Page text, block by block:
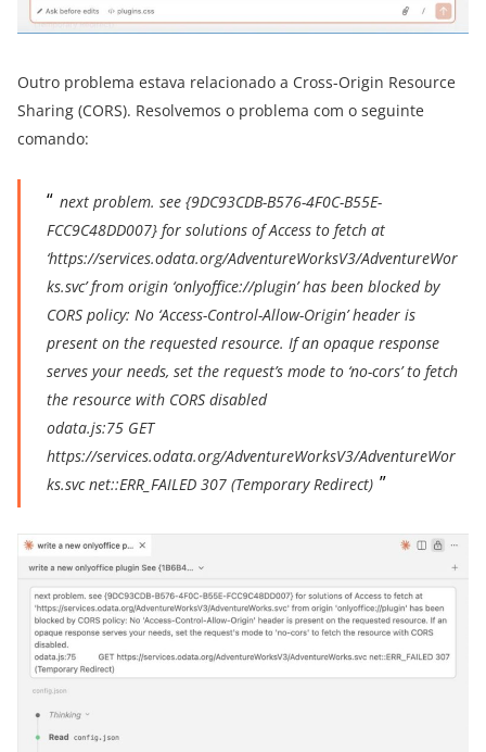
Outro problema estava relacionado a Cross-Origin Resource
Sharing (CORS). Resolvemos o problema com o seguinte
comando:
next problem. see {9DC93CDB-B576-4F0C-B55E-
FCC9C48DD007} for solutions of Access to fetch at
‘https://services.odata.org/AdventureWorksV3/AdventureWor
ks.svc’ from origin ‘onlyoffice://plugin’ has been blocked by
CORS policy: No ‘Access-Control-Allow-Origin’ header is
present on the requested resource. If an opaque response
serves your needs, set the request’s mode to ‘no-cors’ to fetch
the resource with CORS disabled
odata.js:75 GET
https://services.odata.org/AdventureWorksV3/AdventureWor
ks.svc net::ERR_FAILED 307 (Temporary Redirect)